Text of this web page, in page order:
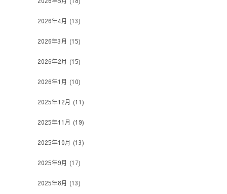
2026年4月 (13)
2026年3月 (15)
2026年2月 (15)
2026年1月 (10)
2025年12月 (11)
2025年11月 (19)
2025年10月 (13)
2025年9月 (17)
2025年8月 (13)